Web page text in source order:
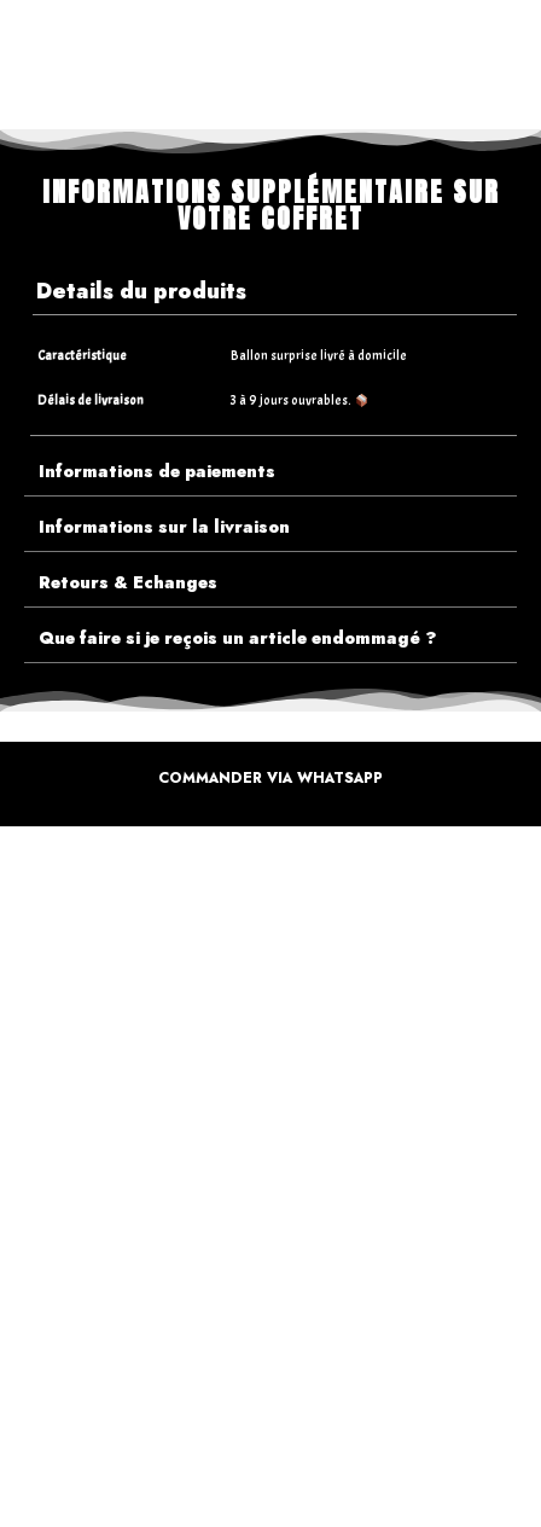
INFORMATIONS SUPPLÉMENTAIRE SUR
VOTRE COFFRET
Details du produits
Caractéristique Ballon surprise livré à domicile
Délais de livraison 3 à 9 jours ouvrables.
Informations de paiements
Informations sur la livraison
Retours & Echanges
Que faire si je reçois un article endommagé ?
COMMANDER VIA WHATSAPP